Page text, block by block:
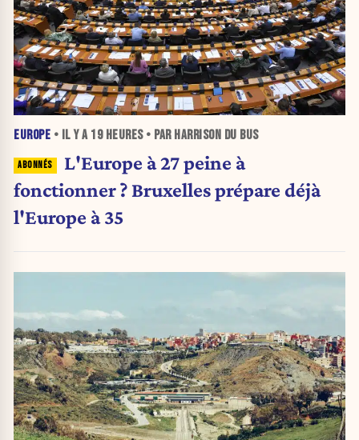
EUROPE • IL Y A 19 HEURES• PAR HARRISON DU BUS
L'Europe à 27 peine à
fonctionner ? Bruxelles prépare déjà
l'Europe à 35